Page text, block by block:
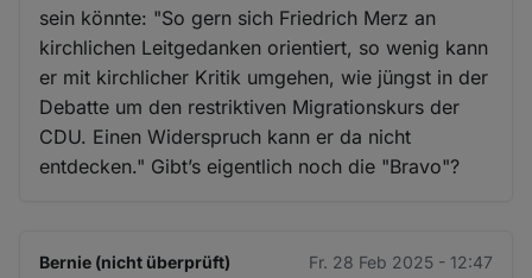
sein könnte: "So gern sich Friedrich Merz an
kirchlichen Leitgedanken orientiert, so wenig kann
er mit kirchlicher Kritik umgehen, wie jüngst in der
Debatte um den restriktiven Migrationskurs der
CDU. Einen Widerspruch kann er da nicht
entdecken." Gibt’s eigentlich noch die "Bravo"?
Bernie (nicht überprüft) Fr. 28 Feb 2025 - 12:47